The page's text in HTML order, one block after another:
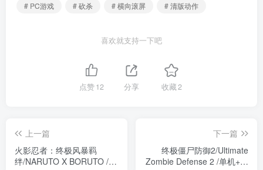
# PC游戏
# 砍杀 # 横向滚屏 # 清版动作
喜欢就支持一下吧
点赞12 分享 收藏2
上一篇
火影忍者：终极风暴羁
绊/NARUTO X BORUTO /手
下一篇
终极僵尸防御2/Ultimate
Zombie Defense 2 /单机+联